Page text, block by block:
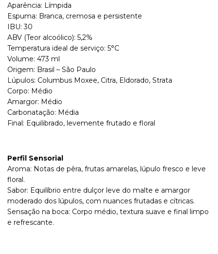
Aparência: Límpida
Espuma: Branca, cremosa e persistente
IBU: 30
ABV (Teor alcoólico): 5,2%
Temperatura ideal de serviço: 5°C
Volume: 473 ml
Origem: Brasil – São Paulo
Lúpulos: Columbus Moxee, Citra, Eldorado, Strata
Corpo: Médio
Amargor: Médio
Carbonatação: Média
Final: Equilibrado, levemente frutado e floral
Perfil Sensorial
Aroma: Notas de pêra, frutas amarelas, lúpulo fresco e leve
floral.
Sabor: Equilíbrio entre dulçor leve do malte e amargor
moderado dos lúpulos, com nuances frutadas e cítricas.
Sensação na boca: Corpo médio, textura suave e final limpo
e refrescante.